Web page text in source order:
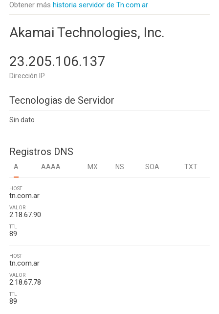
Obtener más historia servidor de Tn.com.ar
Akamai Technologies, Inc.
23.205.106.137
Dirección IP
Tecnologias de Servidor
Sin dato
Registros DNS
A AAAA MX NS SOA TXT
HOST
tn.com.ar
VALOR
2.18.67.90
TTL
89
HOST
tn.com.ar
VALOR
2.18.67.78
TTL
89